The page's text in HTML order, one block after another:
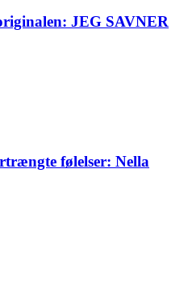
JEG SAVNER
følelser: Nella